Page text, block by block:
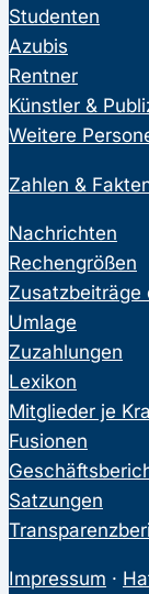
Studenten
Azubis
Rentner
Künstler &
Weitere
Zahlen &
Nachrichten
Rechengrößen
Zusatzbeiträge
Umlage
Zuzahlungen
Lexikon
Mitglieder je
Fusionen
Satzungen
Impressum ·